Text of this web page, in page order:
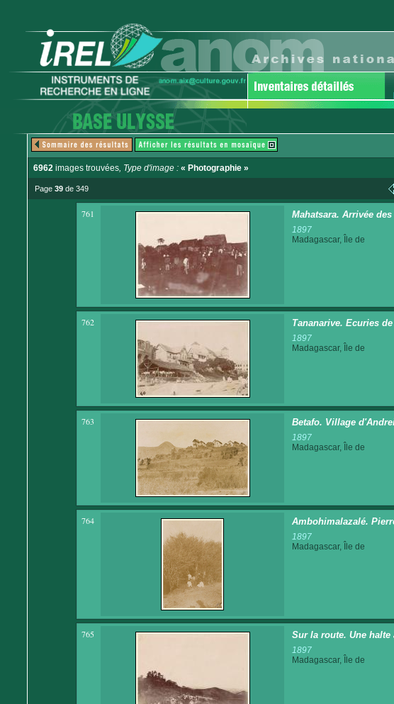
6962 images trouvées, Type d'image : « Photographie »
Page 39 de 349
761 Mahatsara. Arrivée
1897
Madagascar, Île de
762 Tananarive. Ecuries
1897
Madagascar, Île de
763 Betafo. Village
1897
Madagascar, Île de
764 Ambohimalazalé.
1897
Madagascar, Île de
765 Sur la route. Une halte
1897
Madagascar, Île de